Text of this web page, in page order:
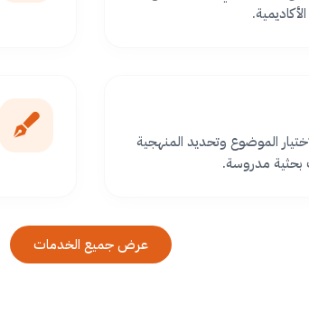
الموضوع وتحديد المنهجية
بحثية مدروسة.
عرض جميع الخدمات